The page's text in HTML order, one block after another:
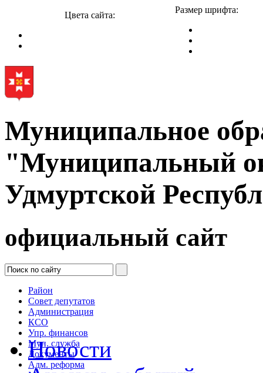
Цвета сайта:
Размер шрифта:
Муниципальное
"Муниципальный
Удмуртской
официальный сайт
Район
Совет депутатов
Администрация
КСО
Упр. финансов
Мун. служба
Документы
Адм. реформа
Новости